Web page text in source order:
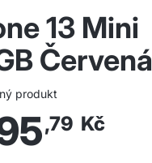
13 Mini
Červená
produkt
,79 Kč